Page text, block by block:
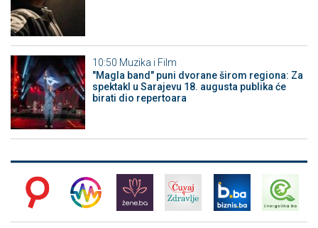
10:50 Muzika i Film
"Magla band" puni dvorane širom regiona: Za
spektakl u Sarajevu 18. augusta publika će
birati dio repertoara